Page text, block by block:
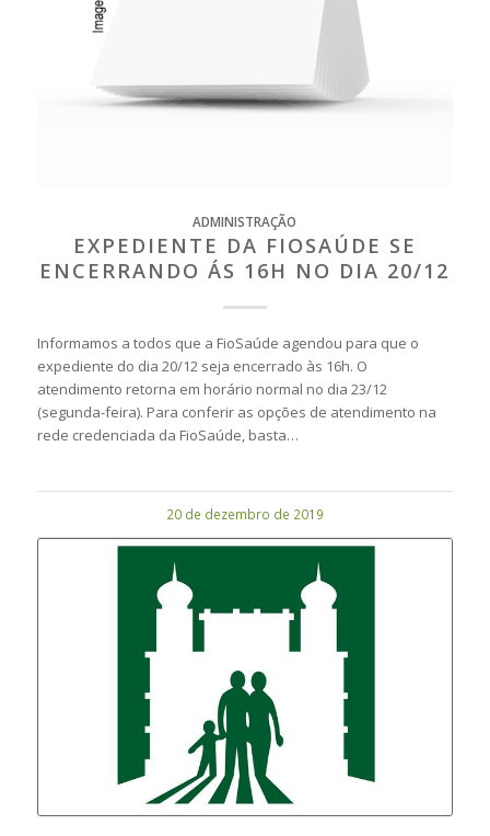
ADMINISTRAÇÃO
EXPEDIENTE DA FIOSAÚDE SE
ENCERRANDO ÁS 16H NO DIA 20/12
Informamos a todos que a FioSaúde agendou para que o
expediente do dia 20/12 seja encerrado às 16h. O
atendimento retorna em horário normal no dia 23/12
(segunda-feira). Para conferir as opções de atendimento na
rede credenciada da FioSaúde, basta…
20 de dezembro de 2019